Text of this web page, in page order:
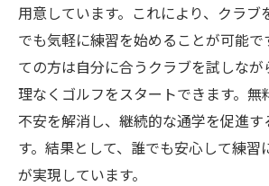
用意しています。これにより、クラブ
でも気軽に練習を始めることが可能で
ての方は自分に合うクラブを試しな
理なくゴルフをスタートできます。無
不安を解消し、継続的な通学を促進す
す。結果として、誰でも安心して練習
が実現しています。